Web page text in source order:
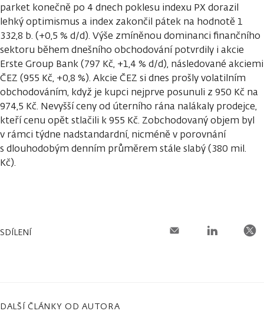
parket konečně po 4 dnech poklesu indexu PX dorazil
lehký optimismus a index zakončil pátek na hodnotě 1
332,8 b. (+0,5 % d/d). Výše zmíněnou dominanci finančního
sektoru během dnešního obchodování potvrdily i akcie
Erste Group Bank (797 Kč, +1,4 % d/d), následované akciemi
ČEZ (955 Kč, +0,8 %). Akcie ČEZ si dnes prošly volatilním
obchodováním, když je kupci nejprve posunuli z 950 Kč na
974,5 Kč. Nevyšší ceny od úterního rána nalákaly prodejce,
kteří cenu opět stlačili k 955 Kč. Zobchodovaný objem byl
v rámci týdne nadstandardní, nicméně v porovnání
s dlouhodobým denním průměrem stále slabý (380 mil.
Kč).
SDÍLENÍ
DALŠÍ ČLÁNKY OD AUTORA